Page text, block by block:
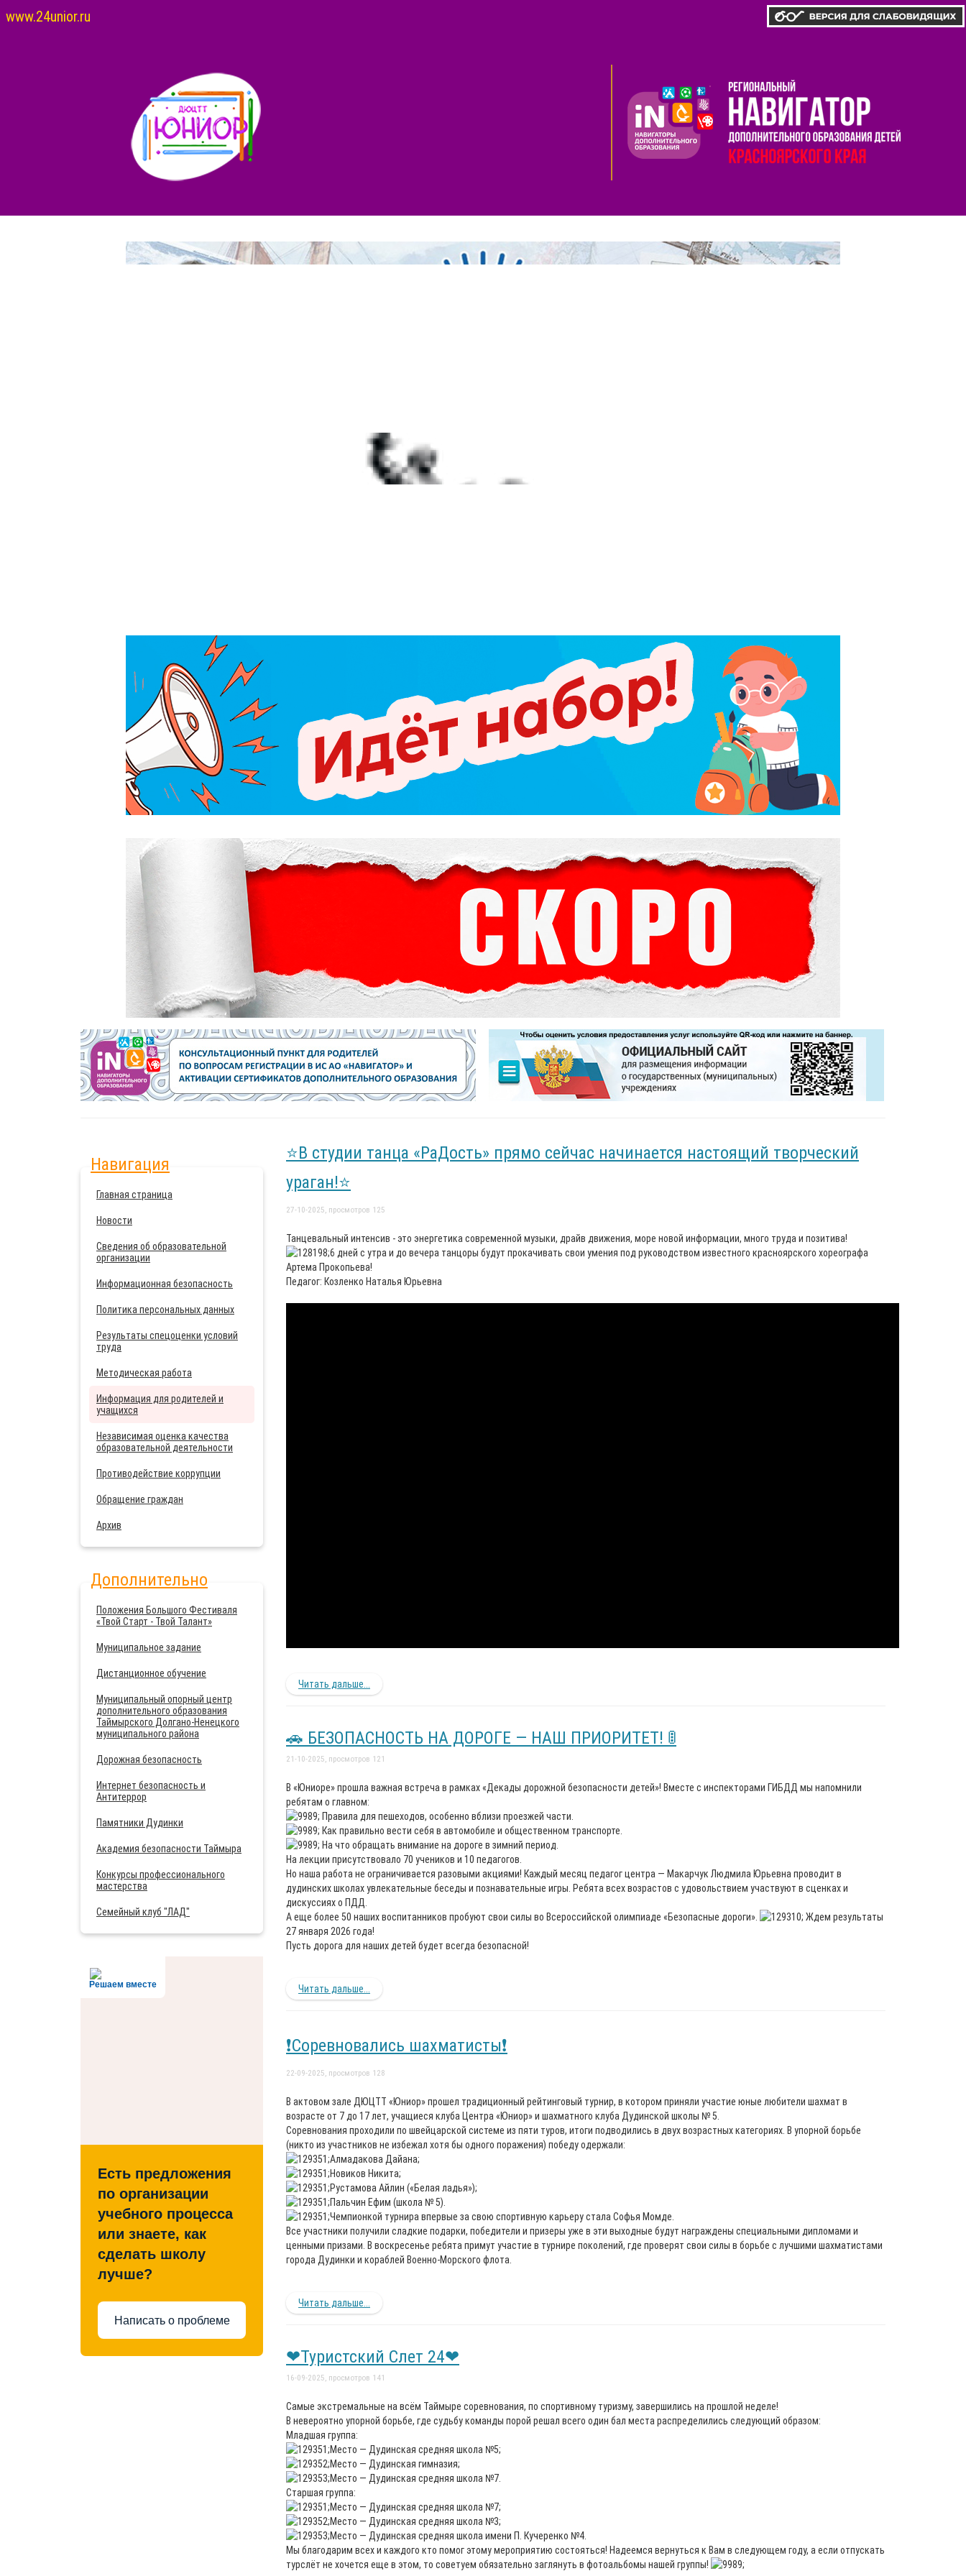
www.24unior.ru
Навигация
Главная страница
Новости
Сведения об образовательной
организации
Информационная безопасность
Политика персональных данных
Результаты спецоценки условий
труда
Методическая работа
Информация для родителей и
учащихся
Независимая оценка качества
образовательной деятельности
Противодействие коррупции
Обращение граждан
Архив
Дополнительно
Положения Большого Фестиваля
«Твой Старт - Твой Талант»
Муниципальное задание
Дистанционное обучение
Муниципальный опорный центр
дополнительного образования
Таймырского Долгано-Ненецкого
муниципального района
Дорожная безопасность
Интернет безопасность и
Антитеррор
Памятники Дудинки
Академия безопасности Таймыра
Конкурсы профессионального
мастерства
Семейный клуб "ЛАД"
Решаем вместе
Есть предложения
по организации
учебного процесса
или знаете, как
сделать школу
лучше?
Написать о проблеме
⭐В студии танца «РаДость» прямо сейчас начинается настоящий творческий
ураган!⭐
27-10-2025, просмотров 125
Танцевальный интенсив - это энергетика современной музыки, драйв движения, море новой информации, много труда и позитива!
6 дней с утра и до вечера танцоры будут прокачивать свои умения под руководством известного красноярского хореографа
Артема Прокопьева!
Педагог: Козленко Наталья Юрьевна
Читать дальше...
🚗 БЕЗОПАСНОСТЬ НА ДОРОГЕ — НАШ ПРИОРИТЕТ! 🚦
21-10-2025, просмотров 121
В «Юниоре» прошла важная встреча в рамках «Декады дорожной безопасности детей»! Вместе с инспекторами ГИБДД мы напомнили
ребятам о главном:
Правила для пешеходов, особенно вблизи проезжей части.
Как правильно вести себя в автомобиле и общественном транспорте.
На что обращать внимание на дороге в зимний период.
На лекции присутствовало 70 учеников и 10 педагогов.
Но наша работа не ограничивается разовыми акциями! Каждый месяц педагог центра — Макарчук Людмила Юрьевна проводит в
дудинских школах увлекательные беседы и познавательные игры. Ребята всех возрастов с удовольствием участвуют в сценках и
дискуссиях о ПДД.
А еще более 50 наших воспитанников пробуют свои силы во Всероссийской олимпиаде «Безопасные дороги».
Ждем результаты
27 января 2026 года!
Пусть дорога для наших детей будет всегда безопасной!
Читать дальше...
❗Соревновались шахматисты❗
22-09-2025, просмотров 128
В актовом зале ДЮЦТТ «Юниор» прошел традиционный рейтинговый турнир, в котором приняли участие юные любители шахмат в
возрасте от 7 до 17 лет, учащиеся клуба Центра «Юниор» и шахматного клуба Дудинской школы № 5.
Соревнования проходили по швейцарской системе из пяти туров, итоги подводились в двух возрастных категориях. В упорной борьбе
(никто из участников не избежал хотя бы одного поражения) победу одержали:
Алмадакова Дайана;
Новиков Никита;
Рустамова Айлин («Белая ладья»);
Пальчин Ефим (школа № 5).
Чемпионкой турнира впервые за свою спортивную карьеру стала Софья Момде.
Все участники получили сладкие подарки, победители и призеры уже в эти выходные будут награждены специальными дипломами и
ценными призами. В воскресенье ребята примут участие в турнире поколений, где проверят свои силы в борьбе с лучшими шахматистами
города Дудинки и кораблей Военно-Морского флота.
Читать дальше...
❤Туристский Слет 24❤
16-09-2025, просмотров 141
Самые экстремальные на всём Таймыре соревнования, по спортивному туризму, завершились на прошлой неделе!
В невероятно упорной борьбе, где судьбу команды порой решал всего один бал места распределились следующий образом:
Младшая группа:
Место — Дудинская средняя школа №5;
Место — Дудинская гимназия;
Место — Дудинская средняя школа №7.
Старшая группа:
Место — Дудинская средняя школа №7;
Место — Дудинская средняя школа №3;
Место — Дудинская средняя школа имени П. Кучеренко №4.
Мы благодарим всех и каждого кто помог этому мероприятию состояться! Надеемся вернуться к Вам в следующем году, а если отпускать
турслёт не хочется еще в этом, то советуем обязательно заглянуть в фотоальбомы нашей группы!